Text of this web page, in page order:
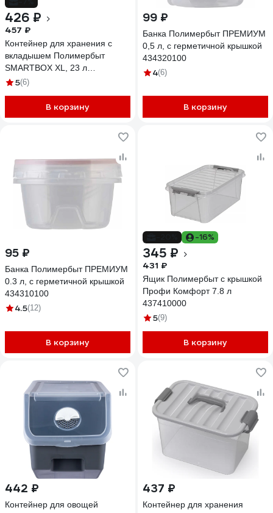
426 ₽
457 ₽
Контейнер для хранения с
вкладышем Полимербыт
SMARTBOX XL, 23 л
434850000
5(6)
В корзину
99 ₽
Банка Полимербыт ПРЕМИУМ
0,5 л, с герметичной крышкой
434320100
4(6)
В корзину
95 ₽
Банка Полимербыт ПРЕМИУМ
0.3 л, с герметичной крышкой
434310100
4.5(12)
В корзину
-16%
345 ₽
431 ₽
Ящик Полимербыт с крышкой
Профи Комфорт 7.8 л
437410000
5(9)
В корзину
442 ₽
Контейнер для овощей
437 ₽
Контейнер для хранения